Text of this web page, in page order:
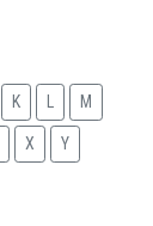
K M
X Y